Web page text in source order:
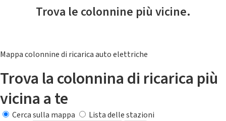
Trova le colonnine più vicine.
Mappa colonnine di ricarica auto elettriche
Trova la colonnina di ricarica più
vicina a te
Cerca sulla mappa
Lista delle stazioni